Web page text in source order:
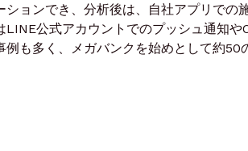
ションでき、分析後は、自社アプリでの
LINE公式アカウントでのプッシュ通知
も多く、メガバンクを始めとして約50